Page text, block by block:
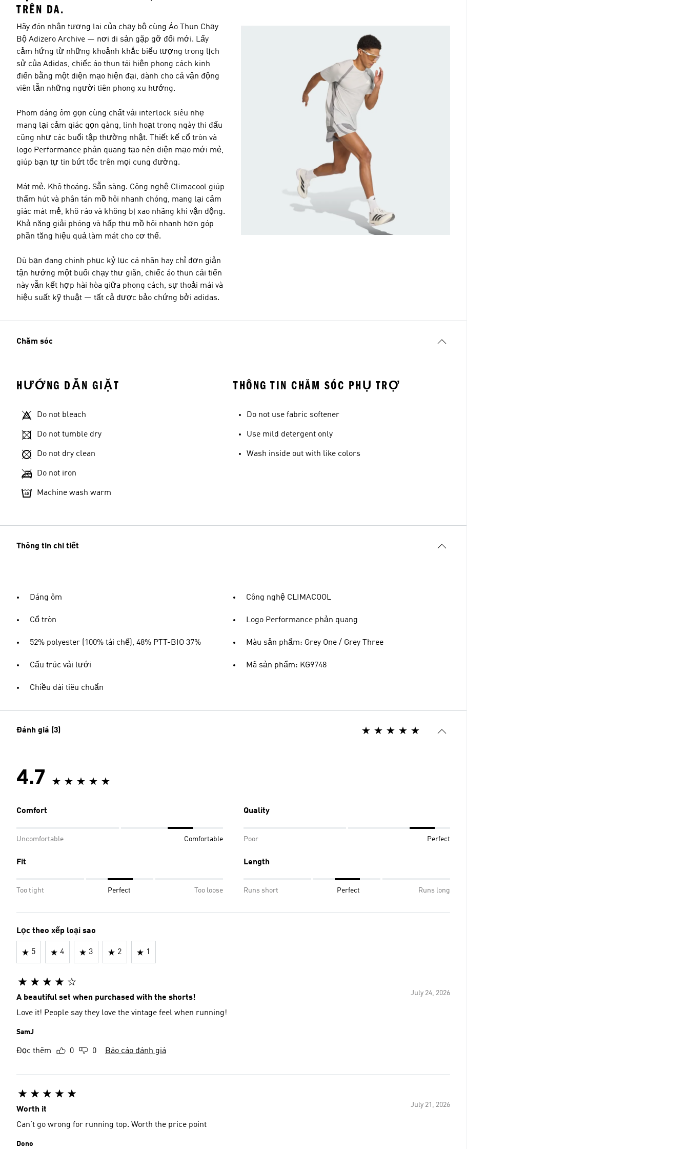
TRÊN DA.
Hãy đón nhận tương lai của chạy bộ cùng Áo Thun Chạy
Bộ Adizero Archive — nơi di sản gặp gỡ đổi mới. Lấy
cảm hứng từ những khoảnh khắc biểu tượng trong lịch
sử của Adidas, chiếc áo thun tái hiện phong cách kinh
điển bằng một diện mạo hiện đại, dành cho cả vận động
viên lẫn những người tiên phong xu hướng.
Phom dáng ôm gọn cùng chất vải interlock siêu nhẹ
mang lại cảm giác gọn gàng, linh hoạt trong ngày thi đấu
cũng như các buổi tập thường nhật. Thiết kế cổ tròn và
logo Performance phản quang tạo nên diện mạo mới mẻ,
giúp bạn tự tin bứt tốc trên mọi cung đường.
Mát mẻ. Khô thoáng. Sẵn sàng. Công nghệ Climacool giúp
thấm hút và phân tán mồ hôi nhanh chóng, mang lại cảm
giác mát mẻ, khô ráo và không bị xao nhãng khi vận động.
Khả năng giải phóng và hấp thụ mồ hôi nhanh hơn góp
phần tăng hiệu quả làm mát cho cơ thể.
Dù bạn đang chinh phục kỷ lục cá nhân hay chỉ đơn giản
tận hưởng một buổi chạy thư giãn, chiếc áo thun cải tiến
này vẫn kết hợp hài hòa giữa phong cách, sự thoải mái và
hiệu suất kỹ thuật — tất cả được bảo chứng bởi adidas.
Chăm sóc
HƯỚNG DẪN GIẶT
Do not bleach
Do not tumble dry
Do not dry clean
Do not iron
Machine wash warm
THÔNG TIN CHĂM SÓC PHỤ TRỢ
Do not use fabric softener
Use mild detergent only
Wash inside out with like colors
Thông tin chi tiết
Dáng ôm
Cổ tròn
52% polyester (100% tái chế), 48% PTT-BIO 37%
Cấu trúc vải lưới
Chiều dài tiêu chuẩn
Công nghệ CLIMACOOL
Logo Performance phản quang
Màu sản phẩm: Grey One / Grey Three
Mã sản phẩm: KG9748
Đánh giá (3)
4.7
Comfort
Uncomfortable Comfortable
Quality
Poor Perfect
Fit
Too tight Perfect Too loose
Length
Runs short Perfect Runs long
Lọc theo xếp loại sao
5 4 3 2 1
July 24, 2026
A beautiful set when purchased with the shorts!
Love it! People say they love the vintage feel when running!
SamJ
Đọc thêm 0 0 Báo cáo đánh giá
July 21, 2026
Worth it
Can’t go wrong for running top. Worth the price point
Dono